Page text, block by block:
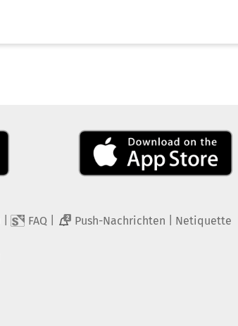
FAQ 2 Push-Nachrichten Netiquette